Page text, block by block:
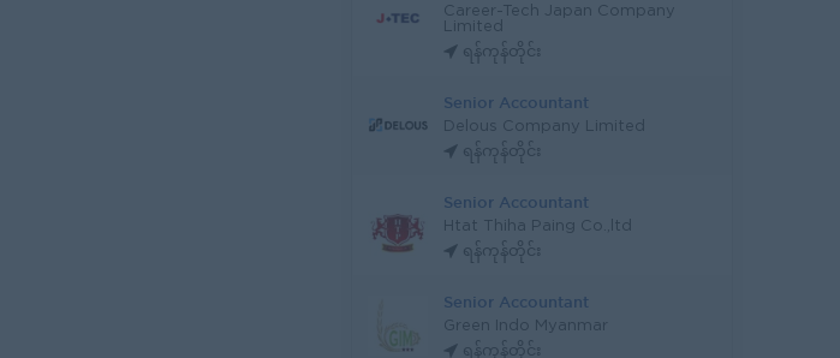
Career-Tech Japan Company
Limited
ရန်ကုန်တိုင်း
Senior Accountant
Delous Company Limited
ရန်ကုန်တိုင်း
Senior Accountant
Htat Thiha Paing Co.,ltd
ရန်ကုန်တိုင်း
Senior Accountant
Green Indo Myanmar
ရန်ကုန်တိုင်း